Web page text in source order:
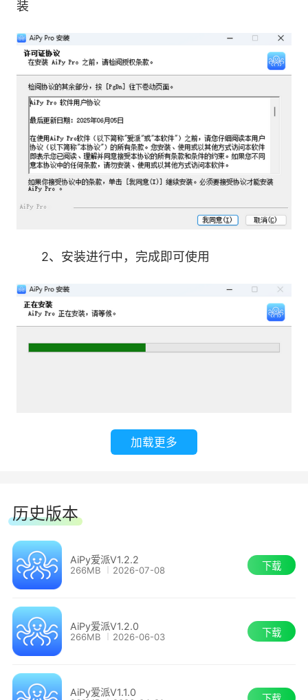
连接，最终实现邮件全自动发送。
4.控制手机刷抖音
使用爱派自动连接电脑上的手机，识别并打开
抖音APP，自动分析界面布局后定时刷视频。全程
无需人工干预，充分体现了爱派对移动端设备的高
效控制能力。
5.用文字生成多音色语音
输入一段文字，即可生成动听且富有情感的多
音色语音(包含男声、女声等)。爱派完全调用本地
文件，效果达到商业级标准，堪称逆天!
装
2、安装进行中，完成即可使用
加载更多
历史版本
AiPy爱派V1.2.2
266MB 2026-07-08 下载
AiPy爱派V1.2.0
266MB 2026-06-03 下载
AiPy爱派V1.1.0